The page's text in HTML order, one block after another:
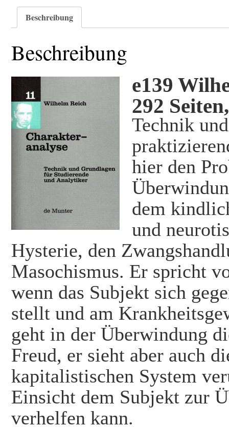
Beschreibung
Beschreibung
e139
292
Technik
hier den
dem
und
Hysterie, den
Masochismus. Er spricht
wenn das Subjekt sich
stellt und am
geht in der Überwindung
Freud, er sieht aber auch
kapitalistischen System
Einsicht dem Subjekt zur
verhelfen kann.